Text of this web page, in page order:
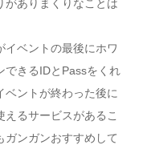
がありまくりなことは
イベントの最後にホワ
できるIDとPassをくれ
ベントが終わった後に
るサービスがあるこ
ガンガンおすすめして